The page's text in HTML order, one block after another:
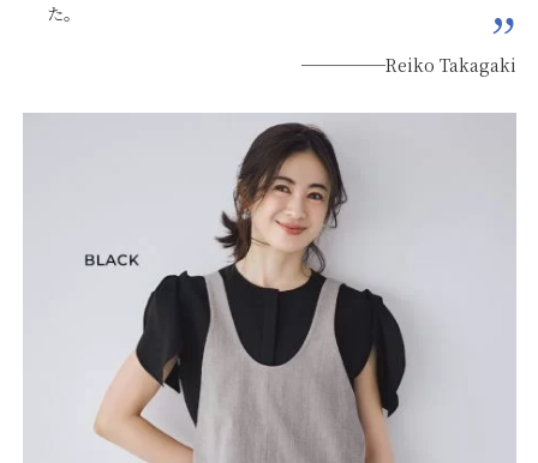
た。
─────Reiko Takagaki